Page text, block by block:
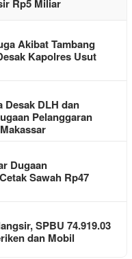
Rp5 Miliar
Akibat Tambang
Kapolres Usut
Desak DLH dan
Pelanggaran
Dugaan
Sawah Rp47
SPBU 74.919.03
dan Mobil